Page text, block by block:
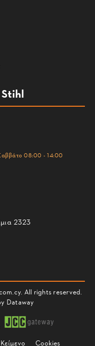
08:00 - 14:00
2323
All rights reserved.
Dataway
Cookies